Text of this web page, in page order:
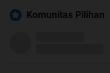
Komunitas Pilihan